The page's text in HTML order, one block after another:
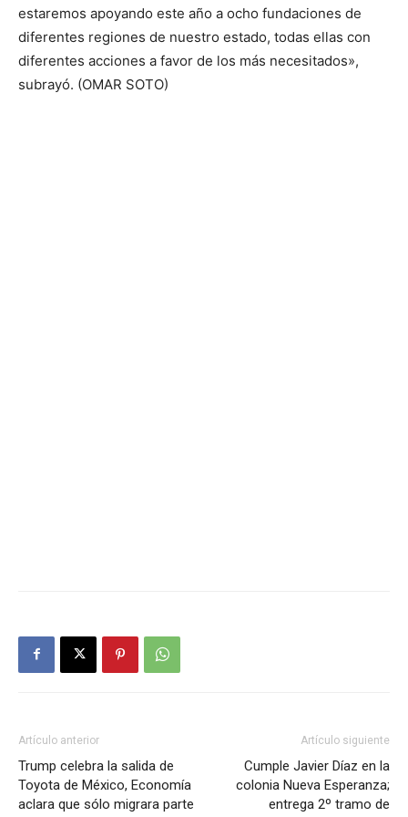
estaremos apoyando este año a ocho fundaciones de
diferentes regiones de nuestro estado, todas ellas con
diferentes acciones a favor de los más necesitados»,
subrayó. (OMAR SOTO)
Artículo anterior
Trump celebra la salida de
Toyota de México, Economía
aclara que sólo migrara parte
Artículo siguiente
Cumple Javier Díaz en la
colonia Nueva Esperanza;
entrega 2º tramo de